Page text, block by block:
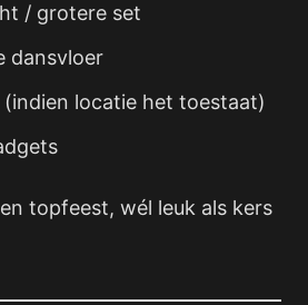
/ grotere set
dansvloer
locatie het toestaat)
topfeest, wél leuk als kers